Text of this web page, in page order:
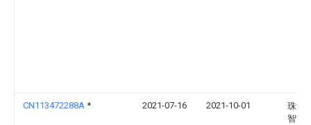
CN113472288A * 2021-07-16 2021-10-01
珠海
智能